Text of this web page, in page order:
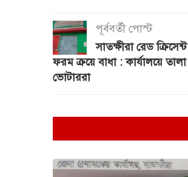
পূর্ববর্তী পোস্ট
সাতক্ষীরা রেড
ফরম ক্রয়ে বাধা : কার্যালয়ে তালা
ভোটাররা